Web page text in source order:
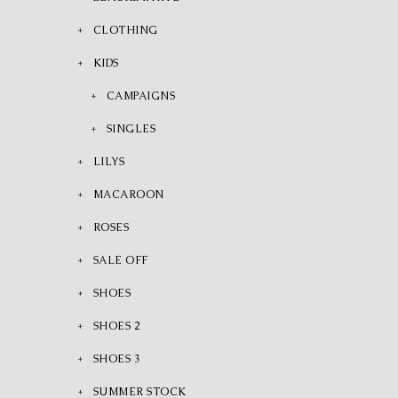
CLOTHING
KIDS
CAMPAIGNS
SINGLES
LILYS
MACAROON
ROSES
SALE OFF
SHOES
SHOES 2
SHOES 3
SUMMER STOCK